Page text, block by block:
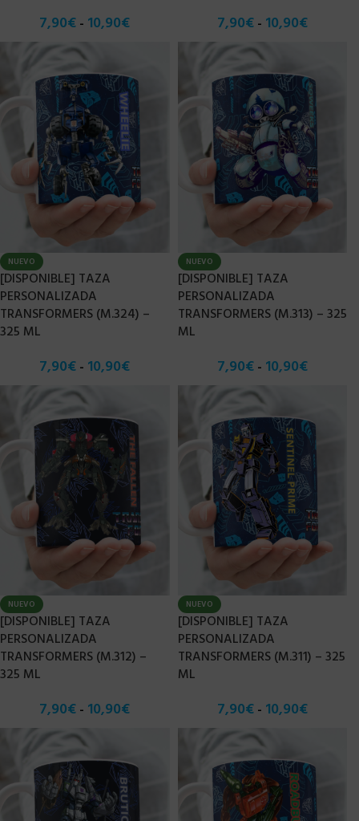
7,90€- 10,90€ 7,90€ - 10,90€
NUEVO
[DISPONIBLE] TAZA
PERSONALIZADA
TRANSFORMERS (M.324) –
325 ML
7,90€- 10,90€
NUEVO
[DISPONIBLE] TAZA
PERSONALIZADA
TRANSFORMERS (M.313) – 325
ML
7,90€ - 10,90€
NUEVO
[DISPONIBLE] TAZA
PERSONALIZADA
TRANSFORMERS (M.312) –
325 ML
7,90€- 10,90€
NUEVO
[DISPONIBLE] TAZA
PERSONALIZADA
TRANSFORMERS (M.311) – 325
ML
7,90€ - 10,90€